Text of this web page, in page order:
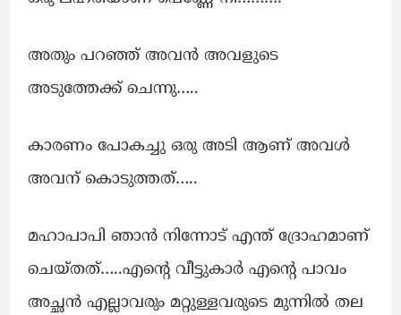
അതും പറഞ്ഞ് അവൻ അവളുടെ
അടുത്തേക്ക് ചെന്നു…..
കാരണം പോകച്ചു ഒരു അടി ആണ് അവൾ
അവന് കൊടുത്തത്…..
മഹാപാപി ഞാൻ നിന്നോട് എന്ത് ദ്രോഹമാണ്
ചെയ്തത്…..എന്റെ വീട്ടുകാർ എന്റെ പാവം
അച്ഛൻ എല്ലാവരും മറ്റുള്ളവരുടെ മുന്നിൽ തല